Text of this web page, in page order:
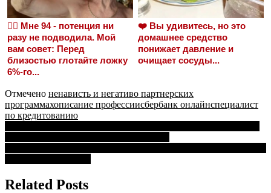
❤️‍🔥 Мне 94 - потенция ни
разу не подводила. Мой
вам совет: Перед
близостью глотайте ложку
6%-го...
❤️ Вы удивитесь, но это
домашнее средство
понижает давление и
очищает сосуды...
Отмечено ненависть и негативо партнерских
программахописание профессиисбербанк онлайнспециалист
по кредитованию
Навигация
по
записям
Related Posts